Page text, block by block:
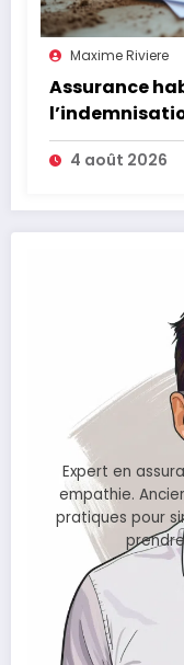
Maxime Riviere
Assurance
4 août 2026
Expert en
empathie.
pratiques pour